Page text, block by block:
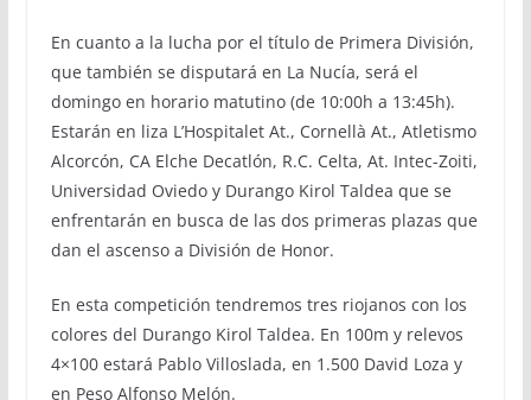
En cuanto a la lucha por el título de Primera División,
que también se disputará en La Nucía, será el
domingo en horario matutino (de 10:00h a 13:45h).
Estarán en liza L’Hospitalet At., Cornellà At., Atletismo
Alcorcón, CA Elche Decatlón, R.C. Celta, At. Intec-Zoiti,
Universidad Oviedo y Durango Kirol Taldea que se
enfrentarán en busca de las dos primeras plazas que
dan el ascenso a División de Honor.
En esta competición tendremos tres riojanos con los
colores del Durango Kirol Taldea. En 100m y relevos
4×100 estará Pablo Villoslada, en 1.500 David Loza y
en Peso Alfonso Melón.